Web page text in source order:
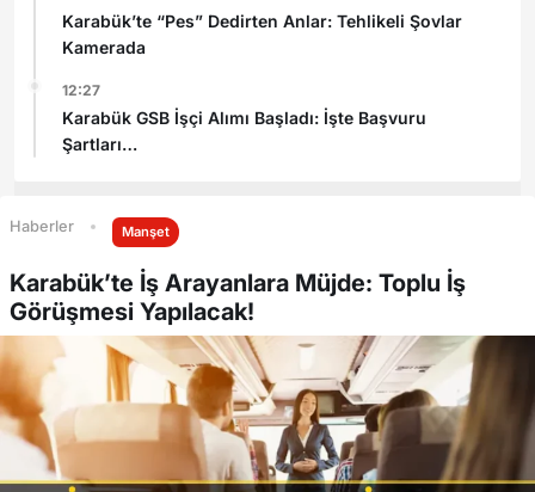
Karabük’te “Pes” Dedirten Anlar: Tehlikeli Şovlar
Kamerada
12:27
Karabük GSB İşçi Alımı Başladı: İşte Başvuru
Şartları
Haberler Manşet
Karabük’te İş Arayanlara Müjde: Toplu İş
Görüşmesi Yapılacak!